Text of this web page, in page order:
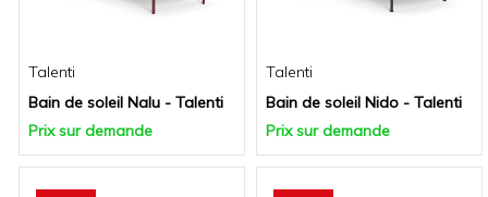
Talenti
Bain de soleil Nalu - Talenti
Prix sur demande
Talenti
Bain de soleil Nido - Talenti
Prix sur demande